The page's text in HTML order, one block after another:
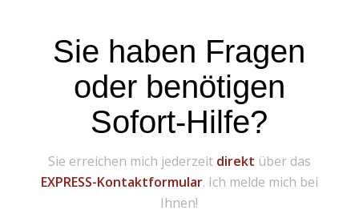
Sie haben Fragen
oder benötigen
Sofort-Hilfe?
Sie erreichen mich jederzeit direkt über das
EXPRESS-Kontaktformular. Ich melde mich bei
Ihnen!